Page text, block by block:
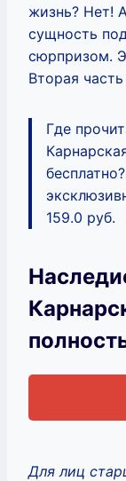
жизнь? Нет!
сущность
сюрпризом.
Вторая
Где
159.0 руб.
Для лиц